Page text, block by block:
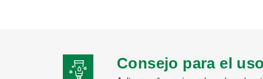
Consejo para el